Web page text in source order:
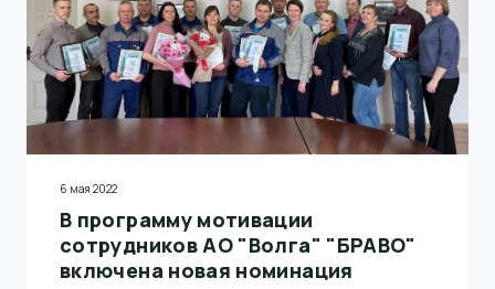
6 мая 2022
В программу мотивации
сотрудников АО "Волга" "БРАВО"
включена новая номинация